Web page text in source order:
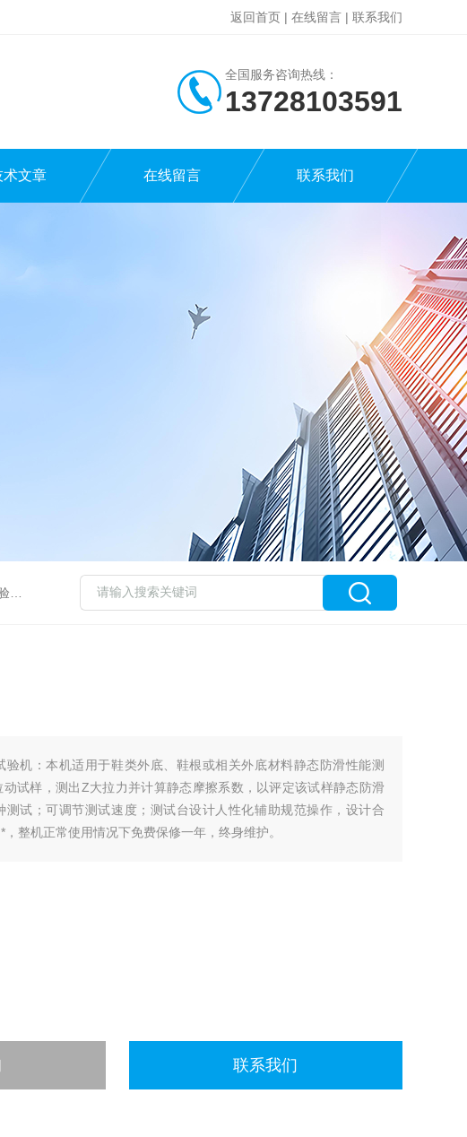
返回首页 | 在线留言 | 联系我们
全国服务咨询热线：
13728103591
术文章 在线留言 联系我们
验机：本机适用于鞋类外底、鞋根或相关外底材料静态防滑性能测
试样，测出Z大拉力并计算静态摩擦系数，以评定该试样静态防滑
测试；可调节测试速度；测试台设计人性化辅助规范操作，设计合
整机正常使用情况下免费保修一年，终身维护。
联系我们